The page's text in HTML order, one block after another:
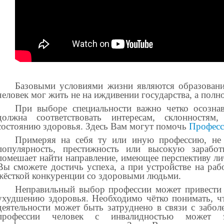
Базовыми условиями жизни являются
мог жить не на иждивении государства, а
При выборе специальности важно четко
соответствовать интересам,
здоровья. Здесь Вам могут помочь
Примеряя на себя ту или иную профессию, не
престижность или высокую
найти направление, имеющее перспективу
сможете достичь успеха, а при устройстве на
конкуренции со здоровыми людьми.
Неправильный выбор профессии может привести
здоровья. Необходимо чётко понимать,
может быть затруднено в связи с
человек с инвалидностью может